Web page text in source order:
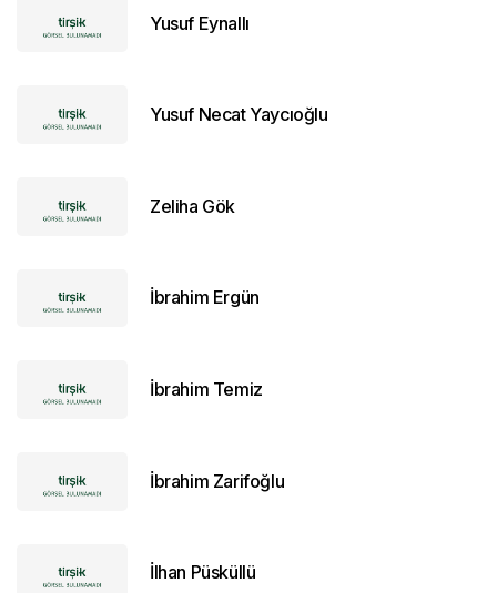
Yusuf Eynallı
Yusuf Necat Yaycıoğlu
Zeliha Gök
İbrahim Ergün
İbrahim Temiz
İbrahim Zarifoğlu
İlhan Püsküllü